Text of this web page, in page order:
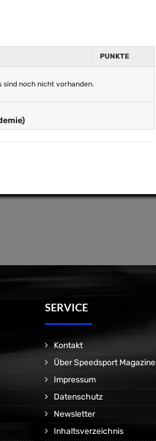
PUNKTE
sind noch nicht vorhanden.
SERVICE
Kontakt
Über Speedsport Magazine
Impressum
Datenschutz
Newsletter
Inhaltsverzeichnis